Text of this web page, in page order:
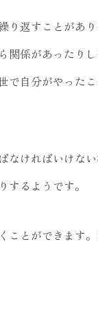
返すことがあ
関係があったり
で自分がやった
なければいけな
るようです。
ことができます